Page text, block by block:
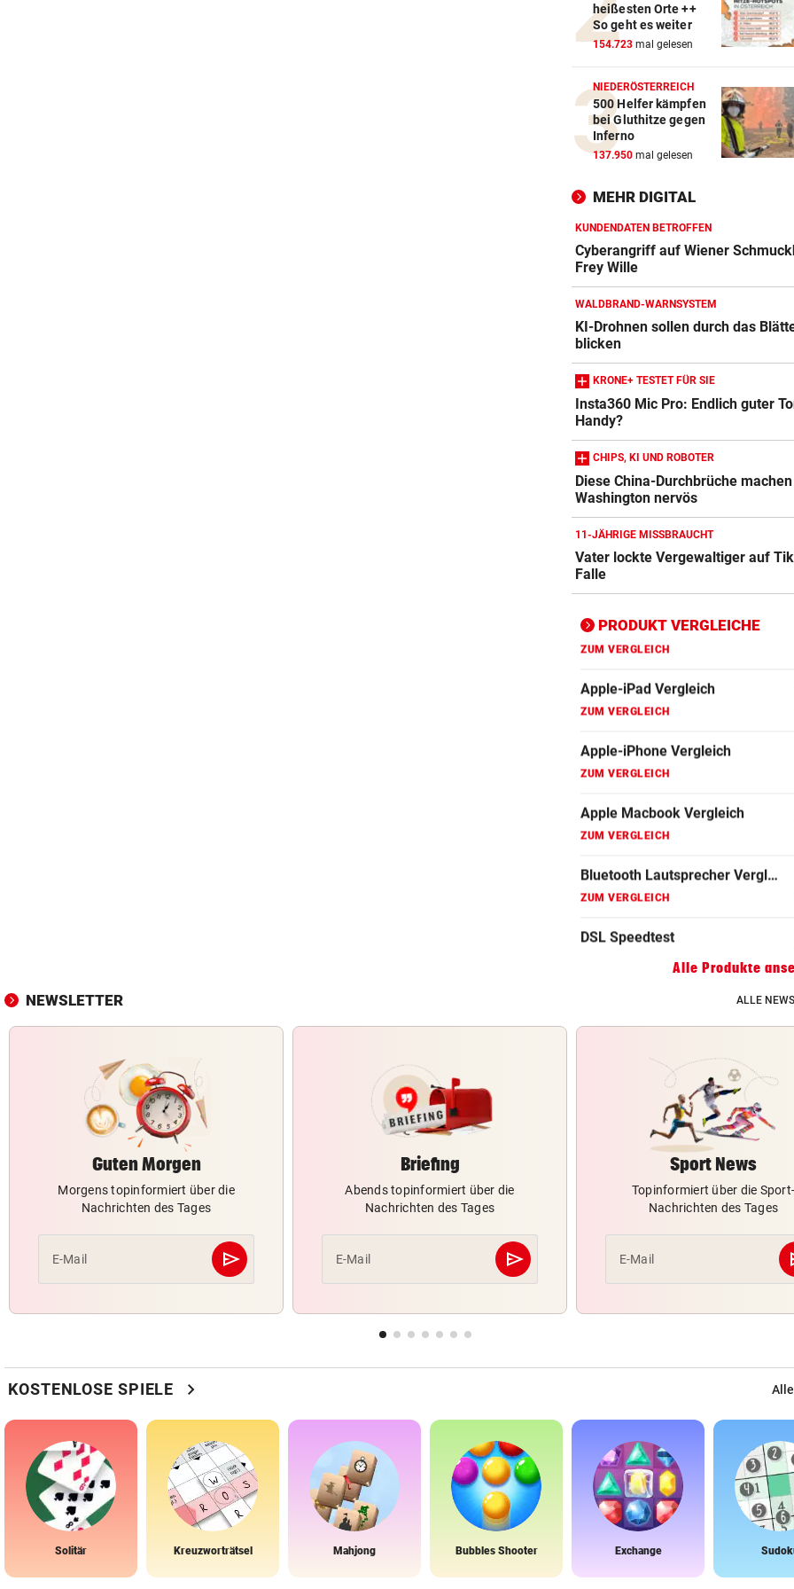
ABSCHIED AUS ENGLAND vor
Spanien-Star Rodri vor
zum FC Barcelona
2 JAHRE LANG GETESTET vor
Drei Steirer tüfteln an der
Boxershort
„In der Wohnung war es
heißesten Orte ++
So geht es weiter
154.723 mal gelesen
NIEDERÖSTERREICH
500 Helfer kämpfen
bei Gluthitze gegen
Inferno
137.950 mal gelesen
MEHR DIGITAL
KUNDENDATEN BETROFFEN
Cyberangriff auf Wiener
Frey Wille
WALDBRAND-WARNSYSTEM
KI-Drohnen sollen durch das
blicken
KRONE+ TESTET FÜR SIE
Insta360 Mic Pro: Endlich guter
Handy?
CHIPS, KI UND ROBOTER
Diese China-Durchbrüche machen
Washington nervös
11-JÄHRIGE MISSBRAUCHT
Vater lockte Vergewaltiger auf
Falle
PRODUKT VERGLEICHE
Amazon-Kindle Vergleich
Apple-iPad Vergleich
ZUM VERGLEICH
Apple-iPhone Vergleich
ZUM VERGLEICH
Apple Macbook Vergleich
ZUM VERGLEICH
Bluetooth Lautsprecher Vergleich
ZUM VERGLEICH
DSL Speedtest
Fernseher Vergleich
Fritz Repeater Vergleich
Gaming Laptop Vergleich
Grafikkarten Vergleich
Alle Produkte
NEWSLETTER ALLE
Guten Morgen
Morgens topinformiert über die
Nachrichten des Tages
E-Mail send
Abschicken
Briefing
Abends topinformiert über die
Nachrichten des Tages
E-Mail send
Abschicken
Sport News
Topinformiert über die Sport-
Nachrichten des Tages
E-Mail
KOSTENLOSE SPIELE chevron_right
Solitär Kreuzworträtsel Mahjong Bubbles Shooter Exchange